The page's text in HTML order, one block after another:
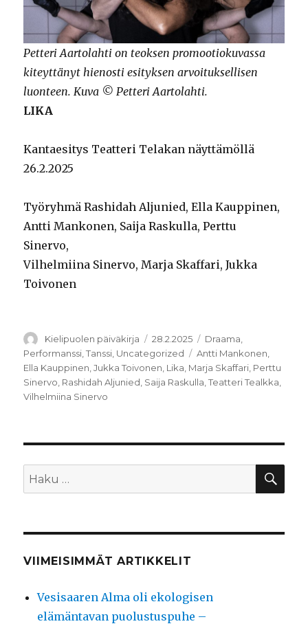
Petteri Aartolahti on teoksen promootiokuvassa
kiteyttänyt hienosti esityksen arvoituksellisen
luonteen. Kuva © Petteri Aartolahti.
LIKA
Kantaesitys Teatteri Telakan näyttämöllä
26.2.2025
Työryhmä Rashidah Aljunied, Ella Kauppinen,
Antti Mankonen, Saija Raskulla, Perttu
Sinervo,
Vilhelmiina Sinervo, Marja Skaffari, Jukka
Toivonen
Kirjoittaja
Kielipuolen päiväkirja Julkaistu
28.2.2025 Kategoriat
Draama
Performanssi ,Tanssi Uncategorized Avainsanat
Antti Mankonen
Ella Kauppinen ,Jukka Toivonen Lika Marja Skaffari Perttu
Sinervo Rashidah Aljunied Saija Raskulla ,Teatteri Tealkka
Vilhelmiina Sinervo
Etsi:
VIIMEISIMMÄT ARTIKKELIT
Vesisaaren Alma oli ekologisen
elämäntavan puolustuspuhe –